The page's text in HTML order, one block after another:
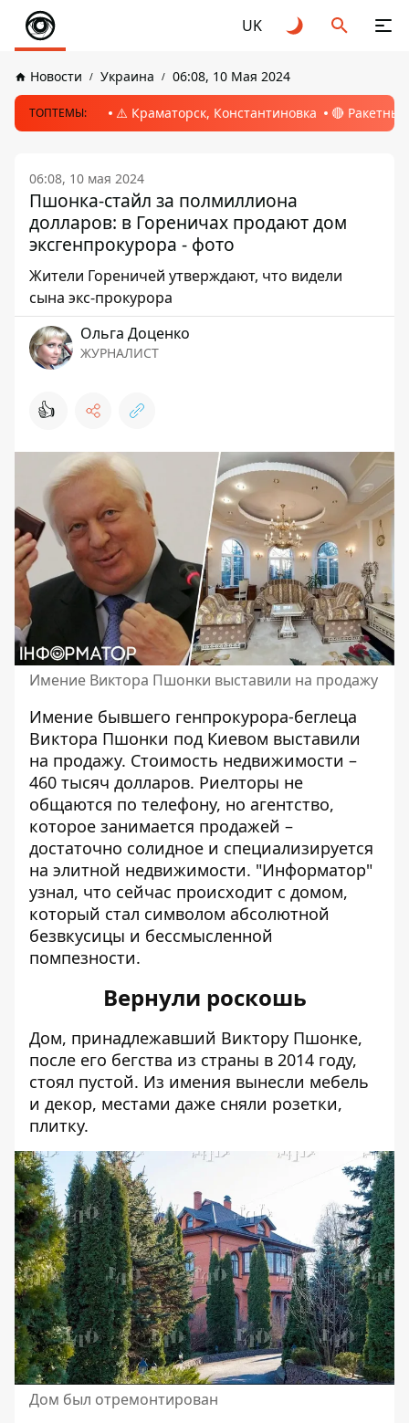
UK
Новости Украина 06:08, 10 Мая 2024
ТОПТЕМЫ: ⚠️ Краматорск, Константиновка 🔴
06:08, 10 мая 2024
Пшонка-стайл за полмиллиона
долларов: в Гореничах продают дом
эксгенпрокурора - фото
Жители Гореничей утверждают, что видели
сына экс-прокурора
Ольга Доценко
ЖУРНАЛИСТ
👍
Имение Виктора Пшонки выставили на продажу
Имение бывшего генпрокурора-беглеца
Виктора Пшонки под Киевом выставили
на продажу. Стоимость недвижимости –
460 тысяч долларов. Риелторы не
общаются по телефону, но агентство,
которое занимается продажей –
достаточно солидное и специализируется
на элитной недвижимости. "Информатор"
узнал, что сейчас происходит с домом,
который стал символом абсолютной
безвкусицы и бессмысленной
помпезности.
Вернули роскошь
Дом, принадлежавший Виктору Пшонке,
после его бегства из страны в 2014 году,
стоял пустой. Из имения вынесли мебель
и декор, местами даже сняли розетки,
плитку.
Дом был отремонтирован